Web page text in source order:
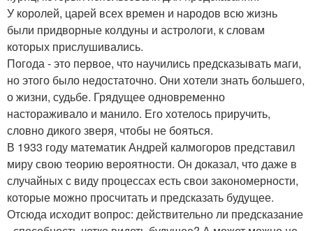
У королей, царей всех времен и народов всю жизнь
были придворные колдуны и астрологи, к словам
которых прислушивались.
Погода - это первое, что научились предсказывать маги,
но этого было недостаточно. Они хотели знать большего,
о жизни, судьбе. Грядущее одновременно
настораживало и манило. Его хотелось приручить,
словно дикого зверя, чтобы не бояться.
В 1933 году математик Андрей калмогоров представил
миру свою теорию вероятности. Он доказал, что даже в
случайных с виду процессах есть свои закономерности,
которые можно просчитать и предсказать будущее.
Отсюда исходит вопрос: действительно ли предсказание